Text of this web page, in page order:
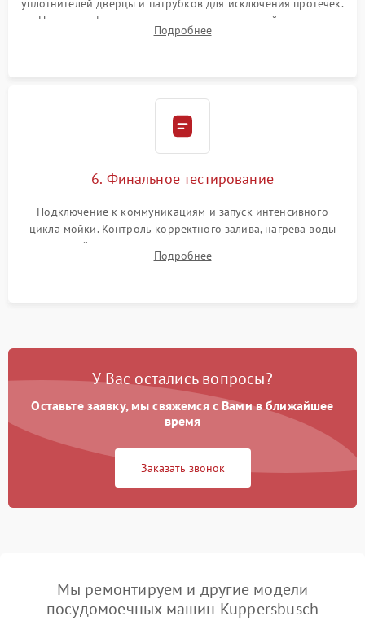
уплотнителей дверцы и патрубков для исключения протечек.
Надежная фиксация хомутов гидравлической системы,
сборка корпуса и установка датчика поплавка.
Подробнее
6. Финальное тестирование
Подключение к коммуникациям и запуск интенсивного
цикла мойки. Контроль корректного залива, нагрева воды
до нужной температуры, отсутствия посторонних шумов,
штатного слива и абсолютной сухости в поддоне.
Подробнее
У Вас остались вопросы?
Оставьте заявку, мы свяжемся с Вами в ближайшее
время
Заказать звонок
Мы ремонтируем и другие модели
посудомоечных машин Kuppersbusch